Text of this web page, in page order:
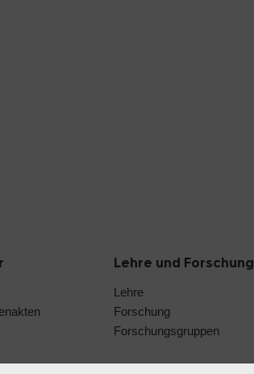
Lehre und Forschung
Lehre
Forschung
Forschungsgruppen